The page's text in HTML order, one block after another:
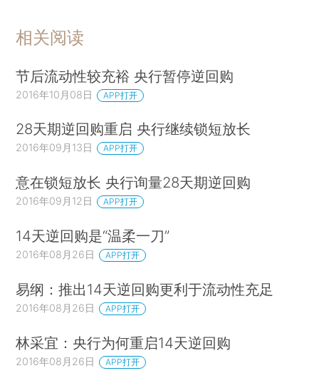
相关阅读
节后流动性较充裕 央行暂停逆回购
2016年10月08日 APP打开
28天期逆回购重启 央行继续锁短放长
2016年09月13日 APP打开
意在锁短放长 央行询量28天期逆回购
2016年09月12日 APP打开
14天逆回购是“温柔一刀”
2016年08月26日 APP打开
易纲：推出14天逆回购更利于流动性充足
2016年08月26日 APP打开
林采宜：央行为何重启14天逆回购
2016年08月26日 APP打开